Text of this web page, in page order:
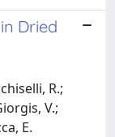
Dried
R.;
V.;
E.